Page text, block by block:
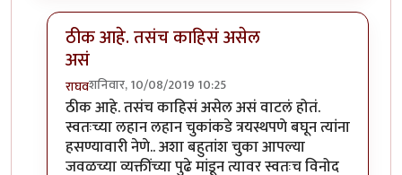
ठीक आहे. तसंच काहिसं असेल
असं
राघवशनिवार, 10/08/2019 10:25
In reply toखूप धन्यवाद राघवजी. मला झोपby
ठीक आहे. तसंच काहिसं असेल असं वाटलं होतं.
स्वतःच्या लहान लहान चुकांकडे त्रयस्थपणे बघून त्यांना
हसण्यावारी नेणे.. अशा बहुतांश चुका आपल्या
जवळच्या व्यक्तींच्या पुढे मांडून त्यावर स्वतःच विनोद